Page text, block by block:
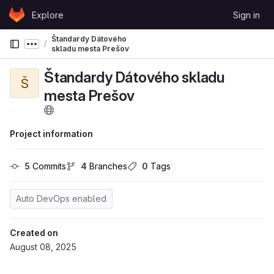
Skip to content
GitLabExplore Sign in
Show more breadcrumbs
Štandardy Dátového
skladu mesta Prešov
Š
Štandardy Dátového skladu
mesta Prešov
Project information
5 Commits 4 Branches 0 Tags
Auto DevOps enabled
Created on
August 08, 2025